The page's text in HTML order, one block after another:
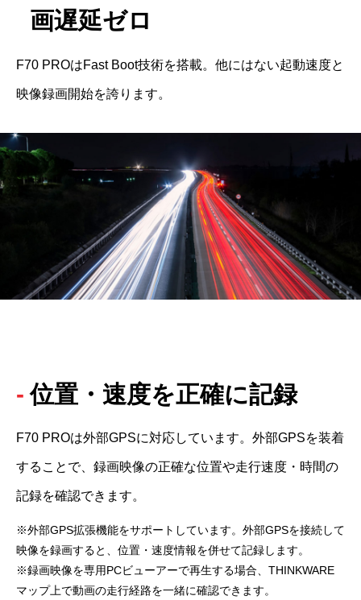
画遅延ゼロ
F70 PROはFast Boot技術を搭載。他にはない起動速度と
映像録画開始を誇ります。
位置・速度を正確に記録
F70 PROは外部GPSに対応しています。外部GPSを装着
することで、録画映像の正確な位置や走行速度・時間の
記録を確認できます。
※外部GPS拡張機能をサポートしています。外部GPSを接続して
映像を録画すると、位置・速度情報を併せて記録します。
※録画映像を専用PCビューアーで再生する場合、THINKWARE
マップ上で動画の走行経路を一緒に確認できます。